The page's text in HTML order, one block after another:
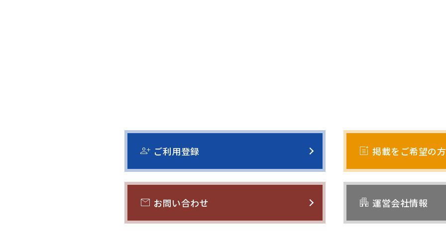
person_add ご利用登録 post_add 掲載をご希望の
mail お問い合わせ apartment 運営会社情報